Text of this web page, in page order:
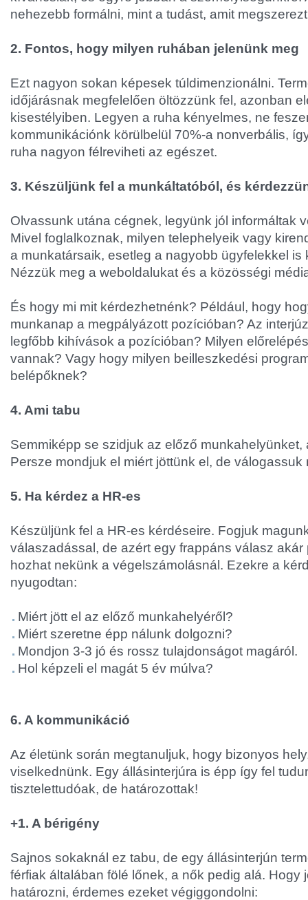
nehezebb formálni, mint a tudást, amit
2. Fontos, hogy milyen ruhában jelenünk meg
Ezt nagyon sokan képesek túldimenzionálni.
időjárásnak megfelelően öltözzünk fel, azonban
kisestélyiben. Legyen a ruha kényelmes, ne
kommunikációnk körülbelül 70%-a nonverbális,
ruha nagyon félreviheti az egészet.
3. Készüljünk fel a munkáltatóból, és
Olvassunk utána cégnek, legyünk jól informáltak
Mivel foglalkoznak, milyen telephelyeik vagy
a munkatársaik, esetleg a nagyobb ügyfelekkel is
Nézzük meg a weboldalukat és a közösségi
És hogy mi mit kérdezhetnénk? Például, hogy
munkanap a megpályázott pozícióban? Az
legfőbb kihívások a pozícióban? Milyen
vannak? Vagy hogy milyen beilleszkedési
belépőknek?
4. Ami tabu
Semmiképp se szidjuk az előző munkahelyünket,
Persze mondjuk el miért jöttünk el, de válogassuk
5. Ha kérdez a HR-es
Készüljünk fel a HR-es kérdéseire. Fogjuk
válaszadással, de azért egy frappáns válasz akár
hozhat nekünk a végelszámolásnál. Ezekre a
nyugodtan:
Miért jött el az előző munkahelyéről?
Miért szeretne épp nálunk dolgozni?
Mondjon 3-3 jó és rossz tulajdonságot magáról.
Hol képzeli el magát 5 év múlva?
6. A kommunikáció
Az életünk során megtanuljuk, hogy bizonyos
viselkednünk. Egy állásinterjúra is épp így fel
tisztelettudóak, de határozottak!
+1. A bérigény
Sajnos sokaknál ez tabu, de egy állásinterjún
férfiak általában fölé lőnek, a nők pedig alá. Hogy
határozni, érdemes ezeket végiggondolni: